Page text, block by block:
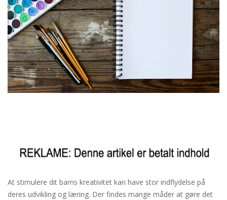
At stimulere dit barns kreativitet kan have stor indflydelse på
deres udvikling og læring. Der findes mange måder at gøre det